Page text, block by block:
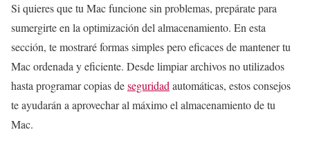
Si quieres que tu Mac funcione sin problemas, prepárate para
sumergirte en la optimización del almacenamiento. En esta
sección, te mostraré formas simples pero eficaces de mantener tu
Mac ordenada y eficiente. Desde limpiar archivos no utilizados
hasta programar copias deseguridad automáticas, estos consejos
te ayudarán a aprovechar al máximo el almacenamiento de tu
Mac.